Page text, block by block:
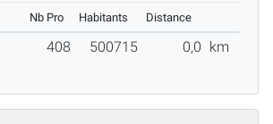
Nb Pro Habitants Distance
408 500715 0,0 km